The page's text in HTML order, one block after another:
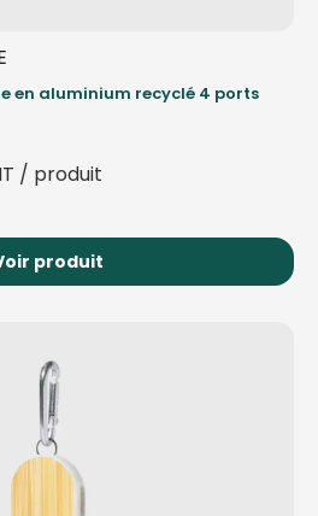
en aluminium recyclé 4 ports
/ produit
produit